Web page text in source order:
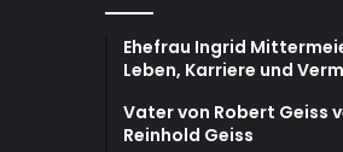
Ehefrau Ingrid
Leben, Karriere und
Vater von Robert Geiss
Reinhold Geiss